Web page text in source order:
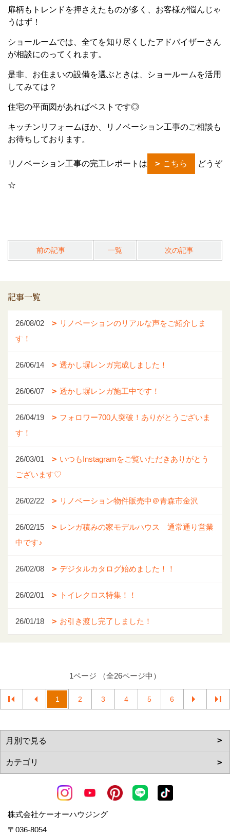
扉柄もトレンドを押さえたものが多く、お客様が悩んじゃ
うはず！
ショールームでは、全てを知り尽くしたアドバイザーさん
が相談にのってくれます。
是非、お住まいの設備を選ぶときは、ショールームを活用
してみては？
住宅の平面図があればベストです◎
キッチンリフォームほか、リノベーション工事のご相談も
お待ちしております。
リノベーション工事の完工レポートは こちら どうぞ
☆
前の記事 一覧 次の記事
記事一覧
26/08/02
リノベーションのリアルな声をご紹介しま
す！
26/06/14 透かし塀レンガ完成しました！
26/06/07 透かし塀レンガ施工中です！
26/04/19
フォロワー700人突破！ありがとうございま
す！
26/03/01
いつもInstagramをご覧いただきありがとう
ございます♡
26/02/22 リノベーション物件販売中＠青森市金沢
26/02/15
レンガ積みの家モデルハウス 通常通り営業
中です♪
26/02/08 デジタルカタログ始めました！！
26/02/01 トイレクロス特集！！
26/01/18 お引き渡し完了しました！
1ページ （全26ページ中）
1 2 3 4 5 6
株式会社ケーオーハウジング
〒036-8054